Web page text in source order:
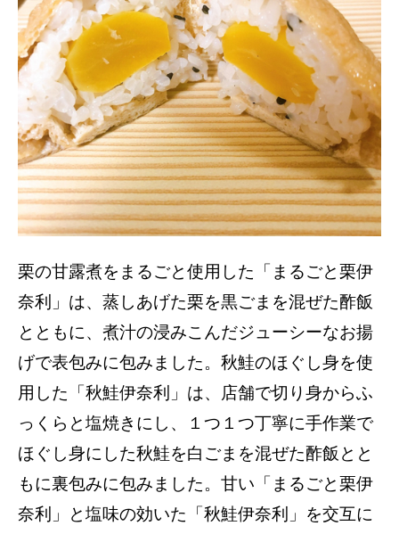
栗の甘露煮をまるごと使用した「まるごと栗伊
奈利」は、蒸しあげた栗を黒ごまを混ぜた酢飯
とともに、煮汁の浸みこんだジューシーなお揚
げで表包みに包みました。秋鮭のほぐし身を使
用した「秋鮭伊奈利」は、店舗で切り身からふ
っくらと塩焼きにし、１つ１つ丁寧に手作業で
ほぐし身にした秋鮭を白ごまを混ぜた酢飯とと
もに裏包みに包みました。甘い「まるごと栗伊
奈利」と塩味の効いた「秋鮭伊奈利」を交互に